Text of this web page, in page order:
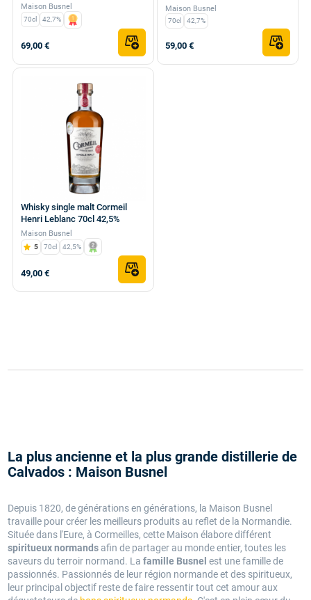
Maison Busnel
70cl 42,7%
69,00 €
Maison Busnel
70cl 42,7%
59,00 €
Whisky single malt Cormeil
Henri Leblanc 70cl 42,5%
Maison Busnel
5 70cl 42,5%
49,00 €
La plus ancienne et la plus grande distillerie de
Calvados : Maison Busnel
Depuis 1820, de générations en générations, la Maison Busnel
travaille pour créer les meilleurs produits au reflet de la Normandie.
Située dans l'Eure, à Cormeilles, cette Maison élabore différent
spiritueux normandsafin de partager au monde entier, toutes les
saveurs du terroir normand. Lafamille Busnel est une famille de
passionnés. Passionnés de leur région normande et des spiritueux,
leur principal objectif reste de faire ressentir tout cet amour aux